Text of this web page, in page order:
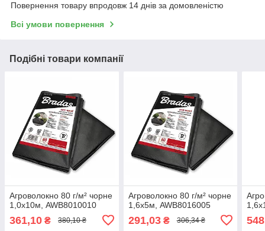
Повернення товару впродовж 14 днів за домовленістю
Всі умови повернення
Подібні товари компанії
Агроволокно 80 г/м² чорне
1,0х10м, AWB8010010
361,10 ₴ 380,10 ₴
Агроволокно 80 г/м² чорне
1,6х5м, AWB8016005
291,03₴ 306,34 ₴